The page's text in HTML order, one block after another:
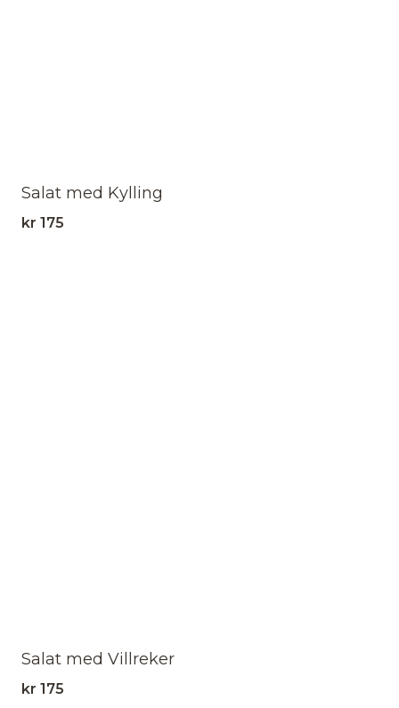
Salat med Kylling
kr 175
Salat med Villreker
kr 175